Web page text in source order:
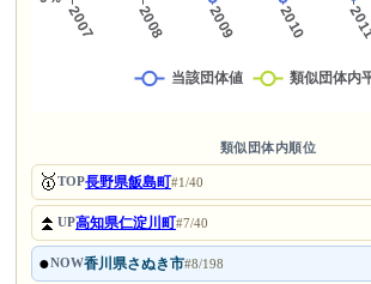
類似団体内順位
🥇TOP長野県飯島町#1/40
⏫UP高知県仁淀川町#7/40
●NOW香川県さぬき市#8/198